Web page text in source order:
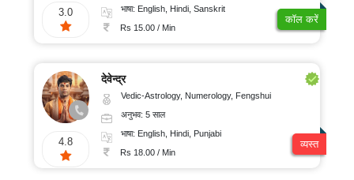
3.0
भाषा: English, Hindi, Sanskrit
Rs 15.00 / Min
कॉल करें
4.8
देवेन्द्र
Vedic-Astrology, Numerology, Fengshui
अनुभव: 5 साल
भाषा: English, Hindi, Punjabi
Rs 18.00 / Min
व्यस्त